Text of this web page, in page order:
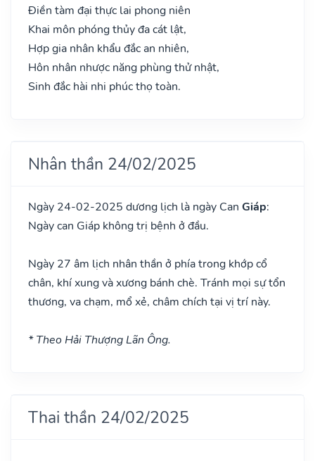
Điền tàm đại thực lai phong niên
Khai môn phóng thủy đa cát lật,
Hợp gia nhân khẩu đắc an nhiên,
Hôn nhân nhược năng phùng thử nhật,
Sinh đắc hài nhi phúc thọ toàn.
Nhân thần 24/02/2025
Ngày 24-02-2025 dương lịch là ngày Can Giáp:
Ngày can Giáp không trị bệnh ở đầu.
Ngày 27 âm lịch nhân thần ở phía trong khớp cổ
chân, khí xung và xương bánh chè. Tránh mọi sự tổn
thương, va chạm, mổ xẻ, châm chích tại vị trí này.
* Theo Hải Thượng Lãn Ông.
Thai thần 24/02/2025